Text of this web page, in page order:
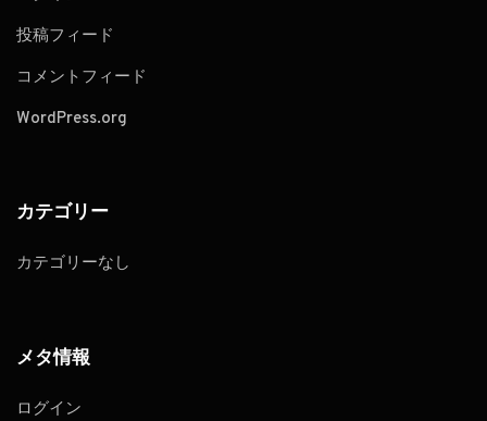
投稿フィード
コメントフィード
WordPress.org
カテゴリー
カテゴリーなし
メタ情報
ログイン